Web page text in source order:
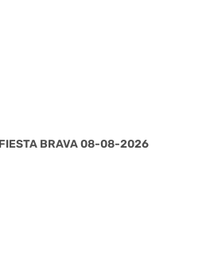
FIESTA BRAVA 08-08-2026